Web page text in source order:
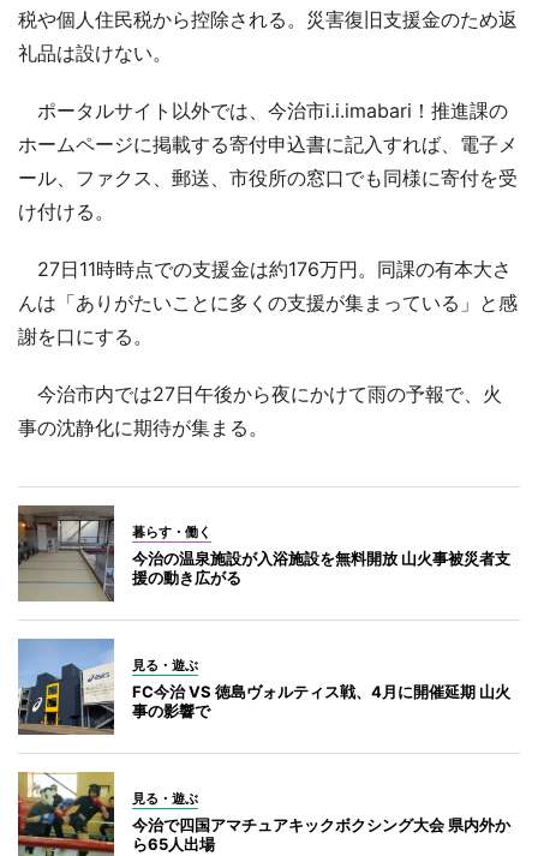
税や個人住民税から控除される。災害復旧支援金のため返
礼品は設けない。
ポータルサイト以外では、今治市i.i.imabari！推進課の
ホームページに掲載する寄付申込書に記入すれば、電子メ
ール、ファクス、郵送、市役所の窓口でも同様に寄付を受
け付ける。
27日11時時点での支援金は約176万円。同課の有本大さ
んは「ありがたいことに多くの支援が集まっている」と感
謝を口にする。
今治市内では27日午後から夜にかけて雨の予報で、火
事の沈静化に期待が集まる。
暮らす・働く
今治の温泉施設が入浴施設を無料開放 山火事被災者支
援の動き広がる
見る・遊ぶ
FC今治 VS 徳島ヴォルティス戦、4月に開催延期 山火
事の影響で
見る・遊ぶ
今治で四国アマチュアキックボクシング大会 県内外か
ら65人出場